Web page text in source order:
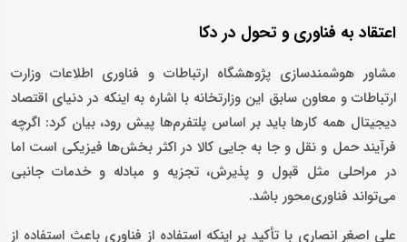
اعتقاد به فناوری و تحول در دکا
مشاور هوشمندسازی پژوهشگاه ارتباطات و فناوری اطلاعات وزارت
ارتباطات و معاون سابق این وزارتخانه با اشاره به اینکه در دنیای اقتصاد
دیجیتال همه کارها باید بر اساس پلتفرم‌ها پیش رود، بیان کرد: اگرچه
فرآیند حمل و نقل و جا به جایی کالا در اکثر بخش‌ها فیزیکی است اما
در مراحلی مثل قبول و پذیرش، تجزیه و مبادله و خدمات جانبی
می‌تواند فناوری‌محور باشد.
علی اصغر انصاری با تأکید بر اینکه استفاده از فناوری باعث استفاده از